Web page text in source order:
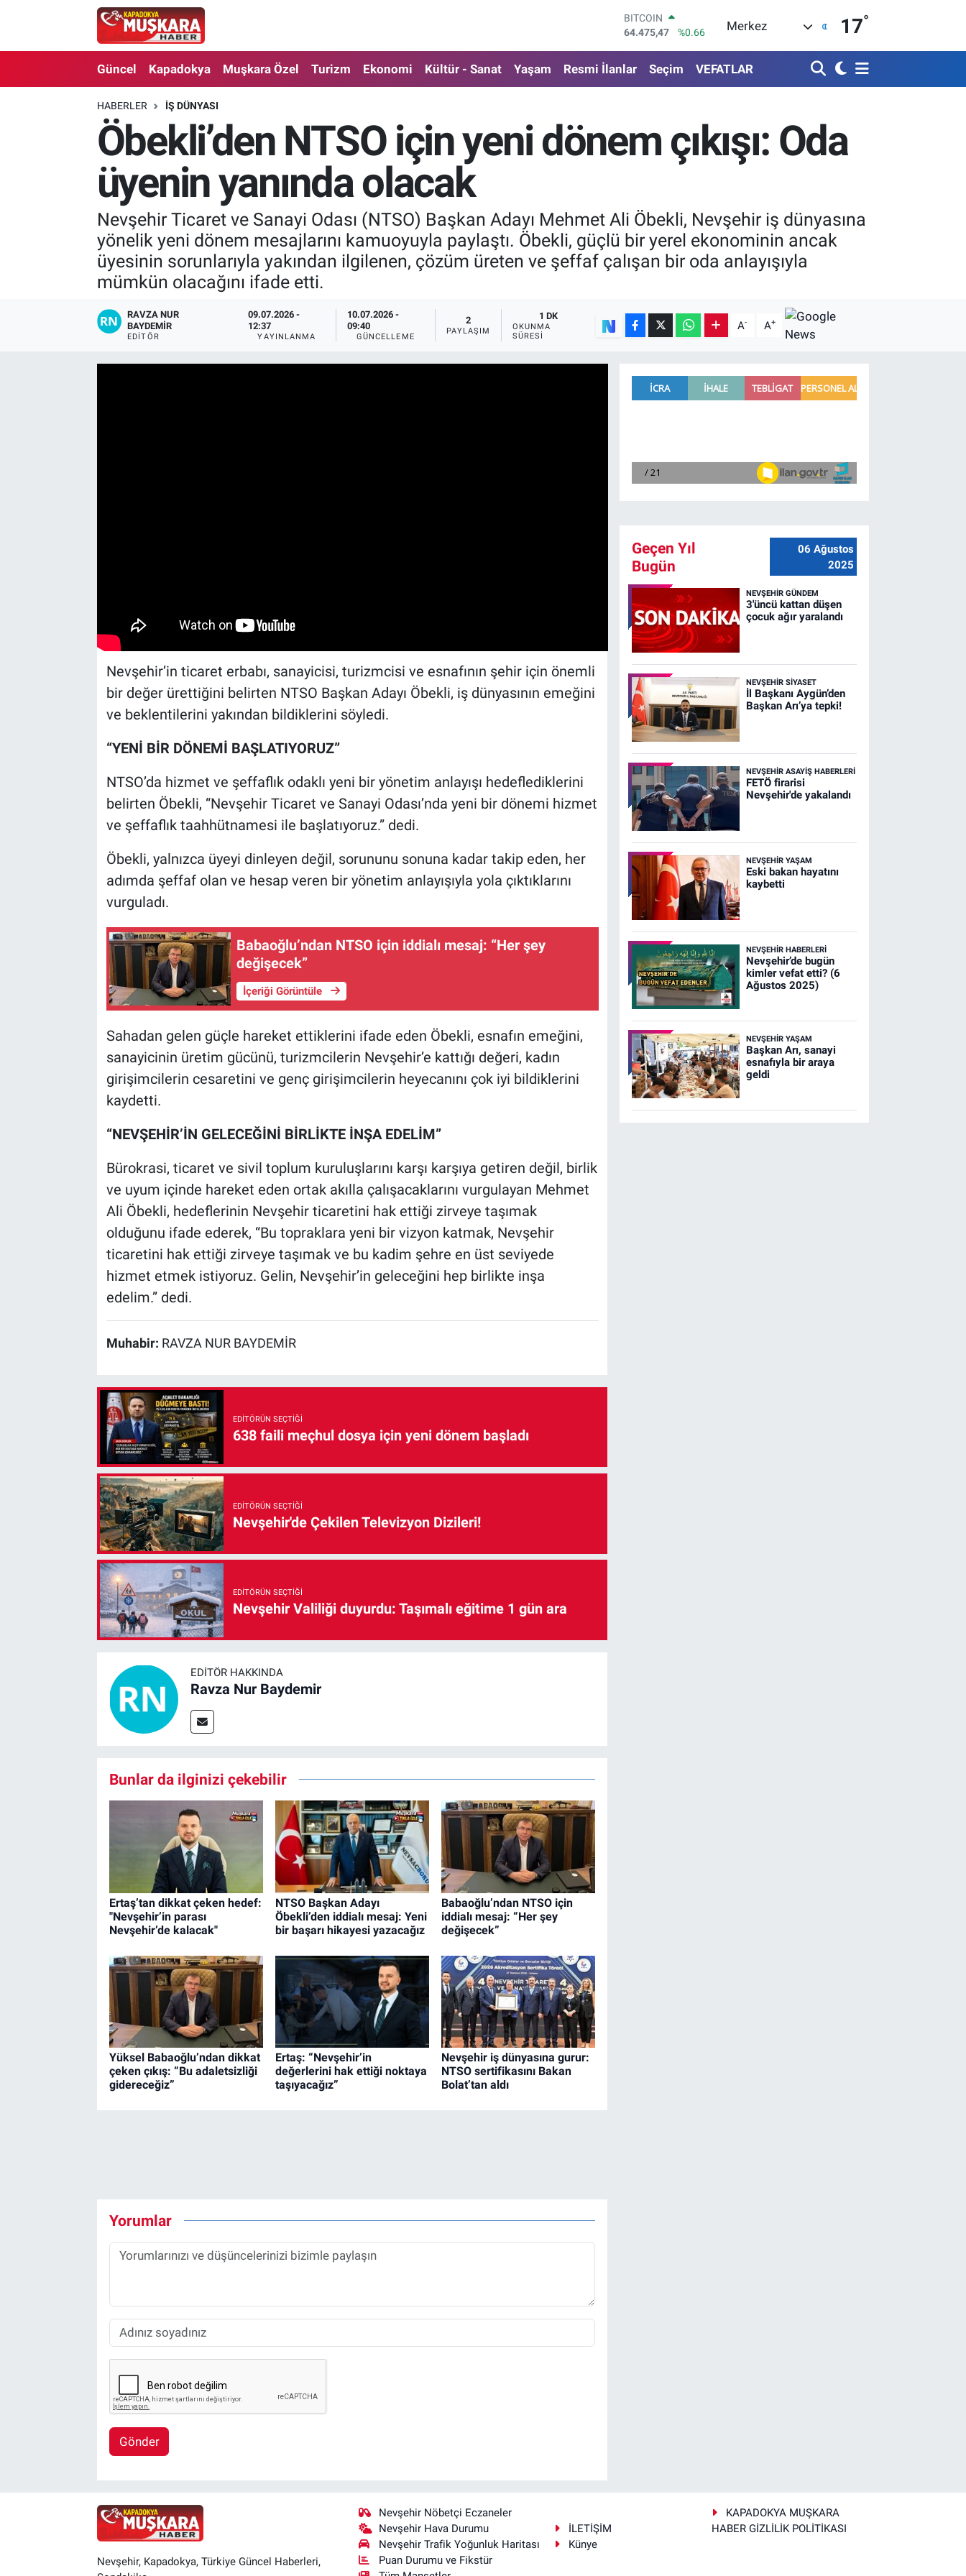
DOLAR
47,5971
%0.05
55,1336
%0.18
STERLİN
64,2534
%0.22
BİST100
13.703
%11
Merkez 17°
Güncel Kapadokya Muşkara Özel Turizm Ekonomi Kültür - Sanat Yaşam Resmi İlanlar Seçim VEFATLAR
HABERLER İŞ DÜNYASI
Öbekli’den NTSO için yeni dönem çıkışı: Oda
üyenin yanında olacak
Nevşehir Ticaret ve Sanayi Odası (NTSO) Başkan Adayı Mehmet Ali Öbekli, Nevşehir iş dünyasına
yönelik yeni dönem mesajlarını kamuoyuyla paylaştı. Öbekli, güçlü bir yerel ekonominin ancak
üyesinin sorunlarıyla yakından ilgilenen, çözüm üreten ve şeffaf çalışan bir oda anlayışıyla
mümkün olacağını ifade etti.
RAVZA NUR
BAYDEMIR
EDITÖR
09.07.2026 -
12:37
YAYINLANMA
10.07.2026 -
09:40
GÜNCELLEME
2
PAYLAŞIM
1 DK
OKUNMA
SÜRESI
A- A+
Nevşehir’in ticaret erbabı, sanayicisi, turizmcisi ve esnafının şehir için önemli
bir değer ürettiğini belirten NTSO Başkan Adayı Öbekli, iş dünyasının emeğini
ve beklentilerini yakından bildiklerini söyledi.
“YENİ BİR DÖNEMİ BAŞLATIYORUZ”
NTSO’da hizmet ve şeffaflık odaklı yeni bir yönetim anlayışı hedeflediklerini
belirten Öbekli, “Nevşehir Ticaret ve Sanayi Odası’nda yeni bir dönemi hizmet
ve şeffaflık taahhütnamesi ile başlatıyoruz.” dedi.
Öbekli, yalnızca üyeyi dinleyen değil, sorununu sonuna kadar takip eden, her
adımda şeffaf olan ve hesap veren bir yönetim anlayışıyla yola çıktıklarını
vurguladı.
Babaoğlu’ndan NTSO için iddialı mesaj: “Her şey
değişecek”
İçeriği Görüntüle
Sahadan gelen güçle hareket ettiklerini ifade eden Öbekli, esnafın emeğini,
sanayicinin üretim gücünü, turizmcilerin Nevşehir’e kattığı değeri, kadın
girişimcilerin cesaretini ve genç girişimcilerin heyecanını çok iyi bildiklerini
kaydetti.
“NEVŞEHİR’İN GELECEĞİNİ BİRLİKTE İNŞA EDELİM”
Bürokrasi, ticaret ve sivil toplum kuruluşlarını karşı karşıya getiren değil, birlik
ve uyum içinde hareket eden ortak akılla çalışacaklarını vurgulayan Mehmet
Ali Öbekli, hedeflerinin Nevşehir ticaretini hak ettiği zirveye taşımak
olduğunu ifade ederek, “Bu topraklara yeni bir vizyon katmak, Nevşehir
ticaretini hak ettiği zirveye taşımak ve bu kadim şehre en üst seviyede
hizmet etmek istiyoruz. Gelin, Nevşehir’in geleceğini hep birlikte inşa
edelim.” dedi.
Muhabir: RAVZA NUR BAYDEMİR
EDITÖRÜN SEÇTIĞI
638 faili meçhul dosya için yeni dönem başladı
EDITÖRÜN SEÇTIĞI
Nevşehir'de Çekilen Televizyon Dizileri!
EDITÖRÜN SEÇTIĞI
Nevşehir Valiliği duyurdu: Taşımalı eğitime 1 gün ara
EDITÖR HAKKINDA
Ravza Nur Baydemir
Bunlar da ilginizi çekebilir
Ertaş’tan dikkat çeken hedef:
"Nevşehir’in parası
Nevşehir’de kalacak"
NTSO Başkan Adayı
Öbekli’den iddialı mesaj: Yeni
bir başarı hikayesi yazacağız
Babaoğlu’ndan NTSO için
iddialı mesaj: “Her şey
değişecek”
Yüksel Babaoğlu’ndan dikkat
çeken çıkış: “Bu adaletsizliği
gidereceğiz”
Ertaş: “Nevşehir’in
değerlerini hak ettiği noktaya
taşıyacağız”
Nevşehir iş dünyasına gurur:
NTSO sertifikasını Bakan
Bolat’tan aldı
Yorumlar
Gönder
Geçen Yıl
Bugün
06 Ağustos
2025
NEVŞEHIR GÜNDEM
3'üncü kattan düşen
çocuk ağır yaralandı
NEVŞEHIR SIYASET
İl Başkanı Aygün’den
Başkan Arı’ya tepki!
NEVŞEHIR ASAYIŞ HABERLERI
FETÖ firarisi
Nevşehir'de yakalandı
NEVŞEHIR YAŞAM
Eski bakan hayatını
kaybetti
NEVŞEHIR HABERLERI
Nevşehir’de bugün
kimler vefat etti? (6
Ağustos 2025)
NEVŞEHIR YAŞAM
Başkan Arı, sanayi
esnafıyla bir araya
geldi
Nevşehir, Kapadokya, Türkiye Güncel Haberleri,
Nevşehir Nöbetçi Eczaneler
Nevşehir Hava Durumu
Nevşehir Trafik Yoğunluk Haritası
Puan Durumu ve Fikstür
İLETİŞİM
KAPADOKYA MUŞKARA
HABER GİZLİLİK POLİTİKASI
Künye
CANLI SEÇİM SONUÇLARI
Güncel
Muşkara Özel
Kapadokya
Kültür - Sanat
Nevşehir Nöbetçi Eczaneler
Nevşehir Hava Durumu
Nevşehir Trafik Yoğunluk Haritası
Süper Lig Puan Durumu ve Fikstür
Tüm Manşetler
Son Dakika Haberleri
Haber Arşivi